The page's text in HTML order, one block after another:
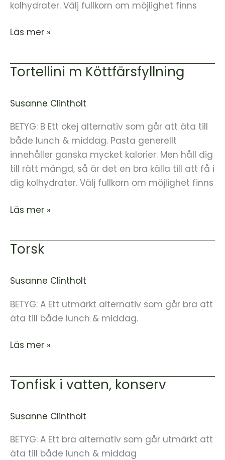
kolhydrater. Välj fullkorn om möjlighet finns
Läs mer »
Tortellini m Köttfärsfyllning
Susanne Clintholt
BETYG: B Ett okej alternativ som går att äta till
både lunch & middag. Pasta generellt
innehåller ganska mycket kalorier. Men håll dig
till rätt mängd, så är det en bra källa till att få i
dig kolhydrater. Välj fullkorn om möjlighet finns
Tortellini
Köttfärsfyllning
Läs mer »
Torsk
Susanne Clintholt
BETYG: A Ett utmärkt alternativ som går bra att
äta till både lunch & middag.
Torsk
Läs mer »
Tonfisk i vatten, konserv
Susanne Clintholt
BETYG: A Ett bra alternativ som går utmärkt att
äta till både lunch & middag
Tonfisk
vatten,